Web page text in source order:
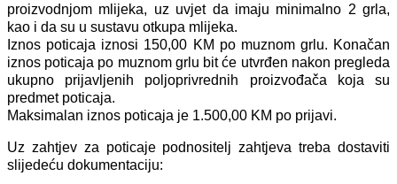
proizvodnjom mlijeka, uz uvjet da imaju minimalno 2 grla,
kao i da su u sustavu otkupa mlijeka.
Iznos poticaja iznosi 150,00 KM po muznom grlu. Konačan
iznos poticaja po muznom grlu bit će utvrđen nakon pregleda
ukupno prijavljenih poljoprivrednih proizvođača koja su
predmet poticaja.
Maksimalan iznos poticaja je 1.500,00 KM po prijavi.
Uz zahtjev za poticaje podnositelj zahtjeva treba dostaviti
slijedeću dokumentaciju: